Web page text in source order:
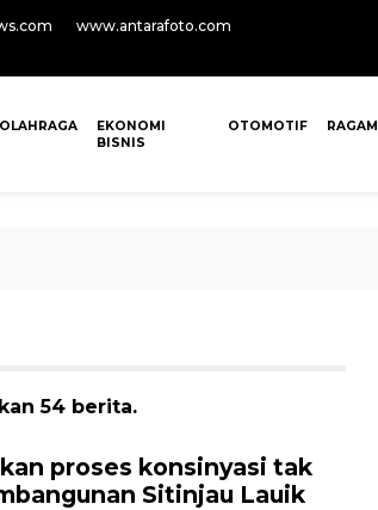
www.antarafoto.com
OLAHRAGA
EKONOMI
BISNIS
OTOMOTIF RAGAM
54 berita.
proses konsinyasi tak
Sitinjau Lauik